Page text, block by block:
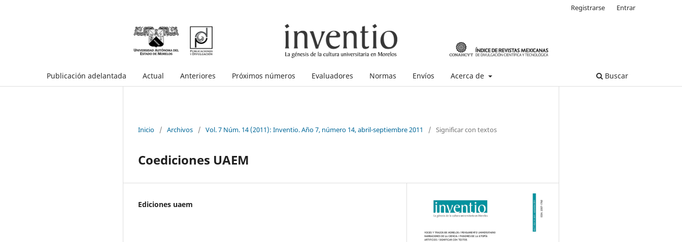
Publicación adelantada Actual Anteriores Próximos números Evaluadores Normas Envíos Acerca de Buscar
Registrarse Entrar
Inicio / Archivos / Vol. 7 Núm. 14 (2011): Inventio. Año 7, número 14, abril-septiembre 2011 / Significar con textos
Coediciones UAEM
Ediciones uaem